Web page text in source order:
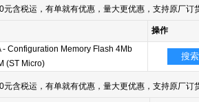
含税运，有单就有优惠，量大更优惠，支持原厂订
操作
- Configuration Memory Flash 4Mb
(ST Micro)
搜索
含税运，有单就有优惠，量大更优惠，支持原厂订